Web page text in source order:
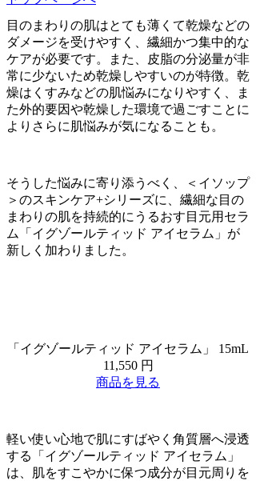
目のまわりの肌はとても薄くて乾燥などの
ダメージを受けやすく、繊細かつ集中的な
ケアが必要です。また、皮脂の分泌量が非
常に少ないため乾燥しやすいのが特徴。乾
燥はくすみなどの肌悩みになりやすく、ま
た外的要因や乾燥した環境で過ごすことに
よりさらに肌悩みが気になることも。
そうした悩みに寄り添うべく、＜イソップ
＞のスキンケア+シリーズに、繊細な目の
まわりの肌を持続的にうるおす目元用セラ
ム「イグゾールティッド アイセラム」が
新しく加わりました。
「イグゾールティッド アイセラム」 15mL
11,550 円
商品を見る
軽い使い心地で肌にすばやく角質層へ浸透
する「イグゾールティッド アイセラム」
は、肌をすこやかに保つ成分が目元周りを